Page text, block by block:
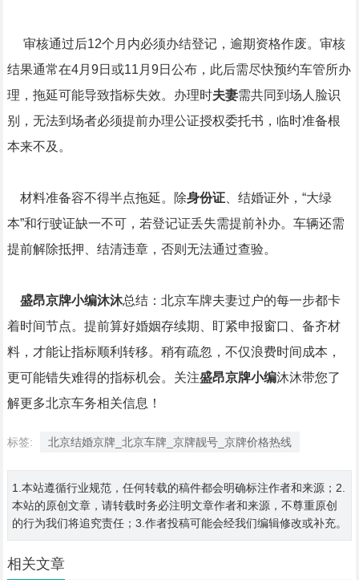
审核通过后12个月内必须办结登记，逾期资格作废。审核
结果通常在4月9日或11月9日公布，此后需尽快预约车管所办
理，拖延可能导致指标失效。办理时夫妻需共同到场人脸识
别，无法到场者必须提前办理公证授权委托书，临时准备根
本来不及。
材料准备容不得半点拖延。除身份证、结婚证外，“大绿
本”和行驶证缺一不可，若登记证丢失需提前补办。车辆还需
提前解除抵押、结清违章，否则无法通过查验。
盛昂京牌小编沐沐总结：北京车牌夫妻过户的每一步都卡
着时间节点。提前算好婚姻存续期、盯紧申报窗口、备齐材
料，才能让指标顺利转移。稍有疏忽，不仅浪费时间成本，
更可能错失难得的指标机会。关注盛昂京牌小编沐沐带您了
解更多北京车务相关信息！
标签: 北京结婚京牌_北京车牌_京牌靓号_京牌价格热线
1.本站遵循行业规范，任何转载的稿件都会明确标注作者和来源；2.
本站的原创文章，请转载时务必注明文章作者和来源，不尊重原创
的行为我们将追究责任；3.作者投稿可能会经我们编辑修改或补充。
相关文章